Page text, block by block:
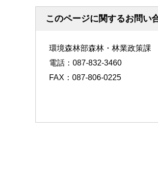
このページに関するお問い
環境森林部森林・林業政策課
電話：087-832-3460
FAX：087-806-0225